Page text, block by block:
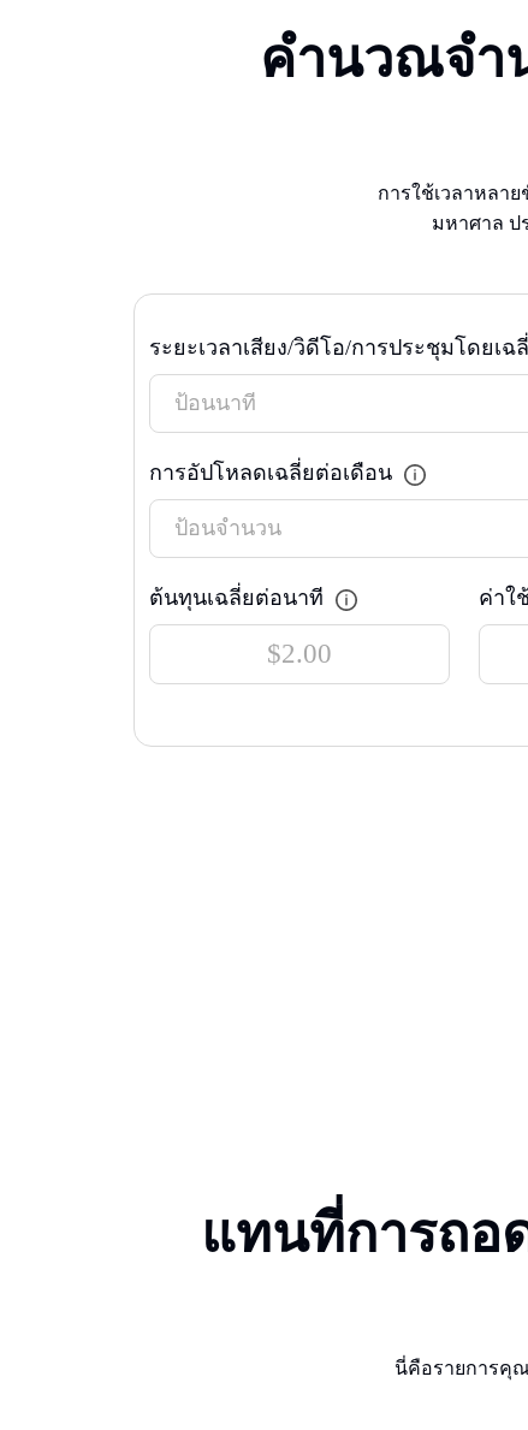
คํานวณจํา
การใช้เวลาหลา
มหาศาล ป
ระยะเวลาเสียง/วิดีโอ/การประชุมโดยเฉ
การอัปโหลดเฉลี่ยต่อเดือน
ต้นทุนเฉลี่ยต่อนาที ค่าใ
แทนที่การถอ
นี่คือรายการคุ